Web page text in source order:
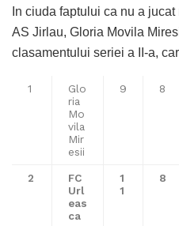
In ciuda faptului ca nu a
AS Jirlau, Gloria Movila
clasamentului seriei a II-a,
1
Glo
ria
Mo
vila
Mir
esii
9 8
2
FC
Url
eas
ca
1
1
8